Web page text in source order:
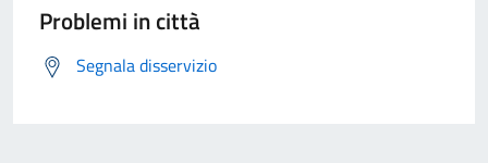
Problemi in città
Segnala disservizio